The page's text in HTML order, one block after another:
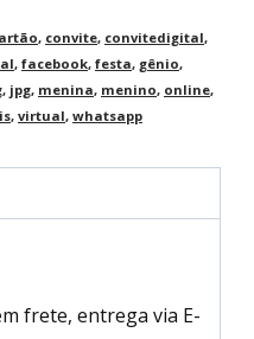
, convite, convitedigital,
, facebook, festa, gênio,
, jpg, menina, menino, online,
, virtual, whatsapp
frete, entrega via E-